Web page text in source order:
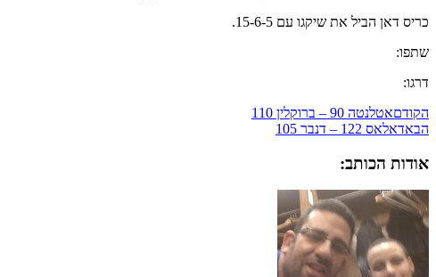
כריס דאן הביל את שיקגו עם 15-6-5.
שתפו:
דרגו:
הקודםאטלנטה 90 – ברוקלין 110
הבאדאלאס 122 – דנבר 105
אודות הכותב: